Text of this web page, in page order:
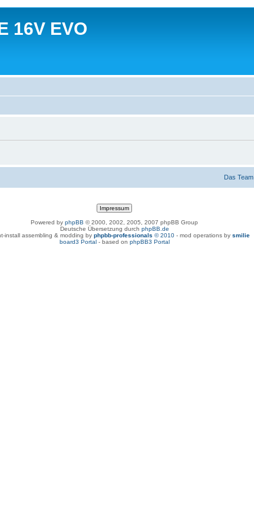
16V EVO
Das Team
Powered by phpBB © 2000, 2002, 2005, 2007 phpBB Group
Deutsche Übersetzung durch phpBB.de
install assembling & modding by phpbb-professionals © 2010 - mod operations by smilie
board3 Portal- based on phpBB3 Portal